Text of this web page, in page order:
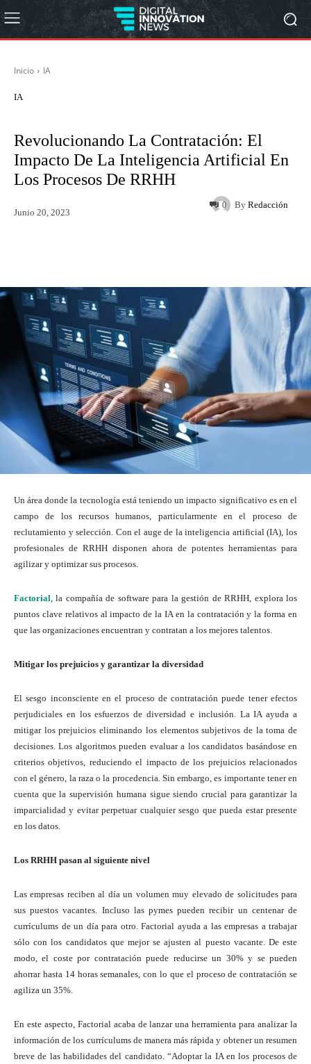
Inicio IA
IA
Revolucionando La Contratación: El
Impacto De La Inteligencia Artificial En
Los Procesos De RRHH
By Redacción
Junio 20, 2023
0
Un área donde la tecnología está teniendo un impacto significativo es en el
campo de los recursos humanos, particularmente en el proceso de
reclutamiento y selección. Con el auge de la inteligencia artificial (IA), los
profesionales de RRHH disponen ahora de potentes herramientas para
agilizar y optimizar sus procesos.
Factorial, la compañía de software para la gestión de RRHH, explora los
puntos clave relativos al impacto de la IA en la contratación y la forma en
que las organizaciones encuentran y contratan a los mejores talentos.
Mitigar los prejuicios y garantizar la diversidad
El sesgo inconsciente en el proceso de contratación puede tener efectos
perjudiciales en los esfuerzos de diversidad e inclusión. La IA ayuda a
mitigar los prejuicios eliminando los elementos subjetivos de la toma de
decisiones. Los algoritmos pueden evaluar a los candidatos basándose en
criterios objetivos, reduciendo el impacto de los prejuicios relacionados
con el género, la raza o la procedencia. Sin embargo, es importante tener en
cuenta que la supervisión humana sigue siendo crucial para garantizar la
imparcialidad y evitar perpetuar cualquier sesgo que pueda estar presente
en los datos.
Los RRHH pasan al siguiente nivel
Las empresas reciben al día un volumen muy elevado de solicitudes para
sus puestos vacantes. Incluso las pymes pueden recibir un centenar de
currículums de un día para otro. Factorial ayuda a las empresas a trabajar
sólo con los candidatos que mejor se ajusten al puesto vacante. De este
modo, el coste por contratación puede reducirse un 30% y se pueden
ahorrar hasta 14 horas semanales, con lo que el proceso de contratación se
agiliza un 35%.
En este aspecto, Factorial acaba de lanzar una herramienta para analizar la
información de los currículums de manera más rápida y obtener un resumen
breve de las habilidades del candidato. “Adoptar la IA en los procesos de